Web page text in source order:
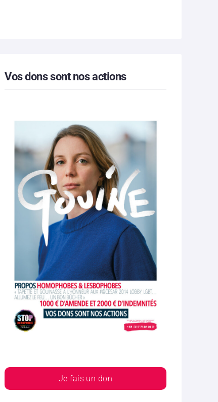
Vos dons sont nos actions
Je fais un don